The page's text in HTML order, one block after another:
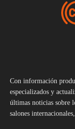
Con información
especializados y
últimas noticias sobre
salones